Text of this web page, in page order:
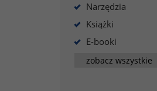
Narzędzia
Książki
E-booki
zobacz wszystkie